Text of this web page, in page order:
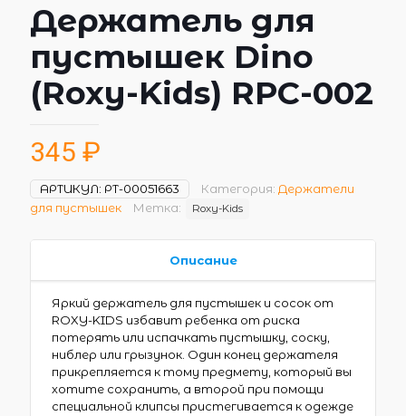
Держатель для
пустышек Dino
(Roxy-Kids) RPC-002
345 ₽
АРТИКУЛ: РТ-00051663 Категория: Держатели
для пустышек
Метка: Roxy-Kids
Описание
Яркий держатель для пустышек и сосок от
ROXY-KIDS избавит ребенка от риска
потерять или испачкать пустышку, соску,
ниблер или грызунок. Один конец держателя
прикрепляется к тому предмету, который вы
хотите сохранить, а второй при помощи
специальной клипсы пристегивается к одежде